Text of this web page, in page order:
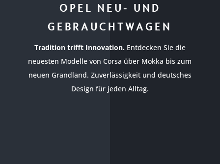
OPEL NEU- UND
GEBRAUCHTWAGEN
Tradition trifft Innovation.Entdecken Sie die
neuesten Modelle von Corsa über Mokka bis zum
neuen Grandland. Zuverlässigkeit und deutsches
Design für jeden Alltag.